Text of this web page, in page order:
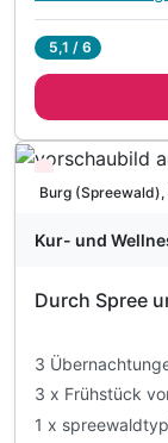
Alle
2 Abendbuffet
bei Anreise auf
inkl. 1 x
inkl.
inkl. Nutzung
5,1 / 6
Wieder frei ab
Burg
Kur- und
Durch Spree
3
3 x Frühstück
1 x